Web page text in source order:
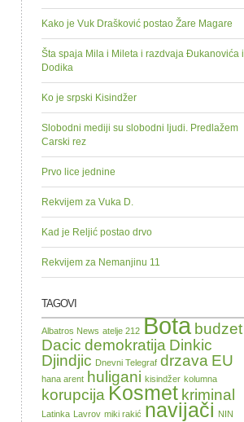
Kako je Vuk Drašković postao Žare Magare
Šta spaja Mila i Mileta i razdvaja Đukanovića i
Dodika
Ko je srpski Kisindžer
Slobodni mediji su slobodni ljudi. Predlažem
Carski rez
Prvo lice jednine
Rekvijem za Vuka D.
Kad je Reljić postao drvo
Rekvijem za Nemanjinu 11
TAGOVI
Albatros News atelje 212 Bota budzet
Dacic demokratija Dinkic
Djindjic Dnevni Telegraf drzava EU
hana arent huligani kisindžer kolumna
korupcija Kosmet kriminal
Latinka Lavrov miki rakić navijači NIN